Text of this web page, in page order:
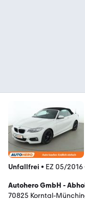
Unfallfrei • EZ 05/2016
Autohero GmbH -
70825 Korntal-